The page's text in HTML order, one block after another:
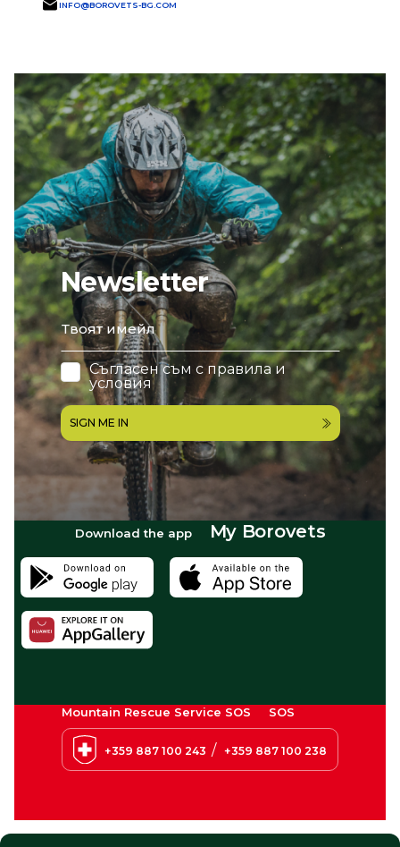
Newsletter
email
Съгласен съм с правила и
условия
SIGN ME IN
INFO@BOROVETS-BG.COM
Download the app My Borovets
Mountain Rescue Service SOS SOS
+359 887 100 243 / +359 887 100 238